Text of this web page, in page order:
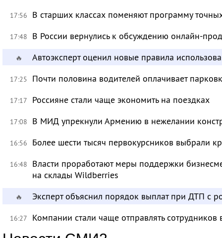
17:56 В старших классах поменяют программу
17:48 В России вернулись к обсуждению онлайн-
🔥 Автоэксперт оценил новые правила
17:25 Почти половина водителей оплачивает
17:17 Россияне стали чаще экономить на поездках
17:08 В МИД упрекнули Армению в нежелании
16:56 Более шести тысяч первокурсников выбрали
16:48
Власти проработают меры поддержки
на склады Wildberries
🔥 Эксперт объяснил порядок выплат при ДТП с
16:27 Компании стали чаще отправлять сотрудников